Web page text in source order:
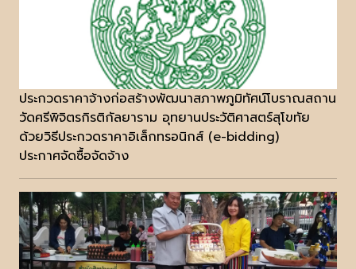
ประกวดราคาจ้างก่อสร้างพัฒนาสภาพภูมิทัศน์โบราณสถาน
วัดศรีพิจิตรกิรติกัลยาราม อุทยานประวัติศาสตร์สุโขทัย
ด้วยวิธีประกวดราคาอิเล็กทรอนิกส์ (e-bidding)
ประกาศจัดซื้อจัดจ้าง